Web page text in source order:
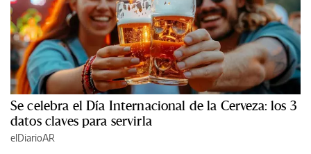
Se celebra el Día Internacional de la Cerveza: los 3
datos claves para servirla
elDiarioAR